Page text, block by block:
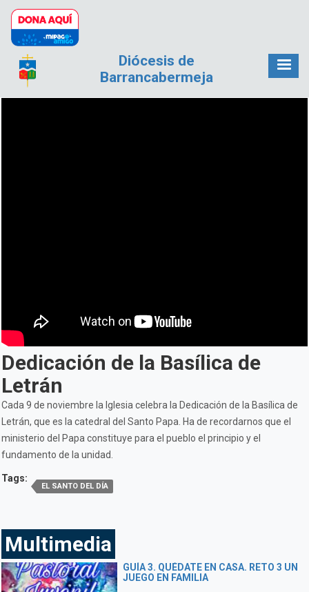
Pasar al contenido principal
Diócesis de
Barrancabermeja
Dedicación de la Basílica de
Letrán
Cada 9 de noviembre la Iglesia celebra la Dedicación de la Basílica de
Letrán, que es la catedral del Santo Papa. Ha de recordarnos que el
ministerio del Papa constituye para el pueblo el principio y el
fundamento de la unidad.
Tags:
EL SANTO DEL DÍA
Multimedia
GUÍA 3. QUÉDATE EN CASA. RETO 3 UN
JUEGO EN FAMILIA